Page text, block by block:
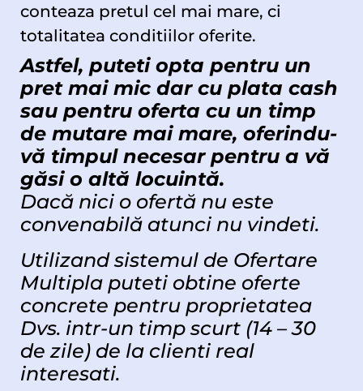
conteaza pretul cel mai mare, ci
totalitatea conditiilor oferite.
Astfel, puteti opta pentru un
pret mai mic dar cu plata cash
sau pentru oferta cu un timp
de mutare mai mare, oferindu-
vă timpul necesar pentru a vă
găsi o altă locuintă.
Dacă nici o ofertă nu este
convenabilă atunci nu vindeti.
Utilizand sistemul de Ofertare
Multipla puteti obtine oferte
concrete pentru proprietatea
Dvs. intr-un timp scurt (14 – 30
de zile) de la clienti real
interesati.